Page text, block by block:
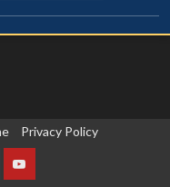
Privacy Policy
YouTube